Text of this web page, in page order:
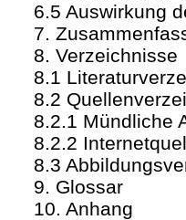
6.5 Auswirkung
7.
8. Verzeichnisse
8.1
8.2
8.2.1 Mündliche
8.2.2
8.3
9. Glossar
10. Anhang